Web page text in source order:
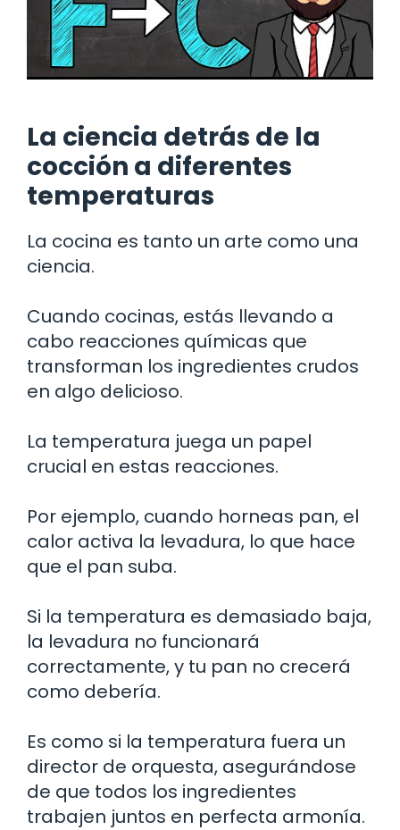
La ciencia detrás de la
cocción a diferentes
temperaturas
La cocina es tanto un arte como una
ciencia.
Cuando cocinas, estás llevando a
cabo reacciones químicas que
transforman los ingredientes crudos
en algo delicioso.
La temperatura juega un papel
crucial en estas reacciones.
Por ejemplo, cuando horneas pan, el
calor activa la levadura, lo que hace
que el pan suba.
Si la temperatura es demasiado baja,
la levadura no funcionará
correctamente, y tu pan no crecerá
como debería.
Es como si la temperatura fuera un
director de orquesta, asegurándose
de que todos los ingredientes
trabajen juntos en perfecta armonía.